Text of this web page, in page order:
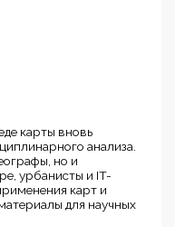
карты вновь
анализа.
но и
урбанисты и IT-
карт и
для научных